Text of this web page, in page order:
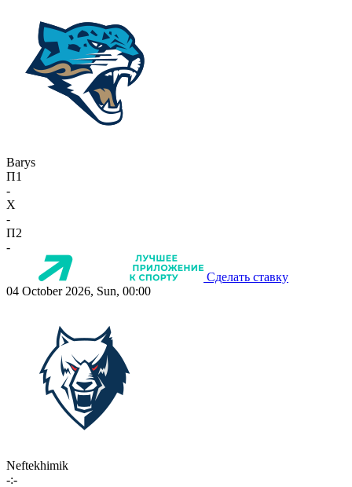
Barys
П1
-
X
-
П2
-
Сделать ставку
04 October 2026, Sun, 00:00
Neftekhimik
-:-